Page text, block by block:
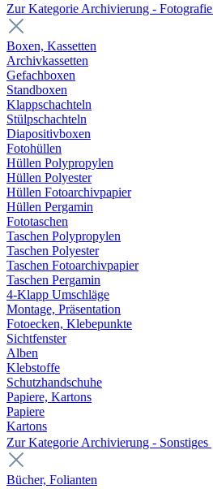
Zur Kategorie Archivierung - Fotografie
Boxen, Kassetten
Archivkassetten
Gefachboxen
Standboxen
Klappschachteln
Stülpschachteln
Diapositivboxen
Fotohüllen
Hüllen Polypropylen
Hüllen Polyester
Hüllen Fotoarchivpapier
Hüllen Pergamin
Fototaschen
Taschen Polypropylen
Taschen Polyester
Taschen Fotoarchivpapier
Taschen Pergamin
4-Klapp Umschläge
Montage, Präsentation
Fotoecken, Klebepunkte
Sichtfenster
Alben
Klebstoffe
Schutzhandschuhe
Papiere, Kartons
Papiere
Kartons
Zur Kategorie Archivierung - Sonstiges
Bücher, Folianten